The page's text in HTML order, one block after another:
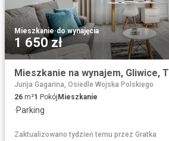
Mieszkanie·do wynajęcia
1 650 zł
Jurija Gagarina, Osiedle Wojska Polskiego
26 m²1 Pokój Mieszkanie
·Parking
Zaktualizowano tydzień temu przez Gratka